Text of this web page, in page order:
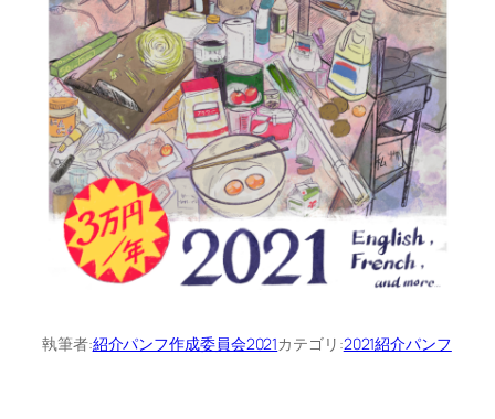
執筆者:紹介パンフ作成委員会2021カテゴリ:2021紹介パンフ